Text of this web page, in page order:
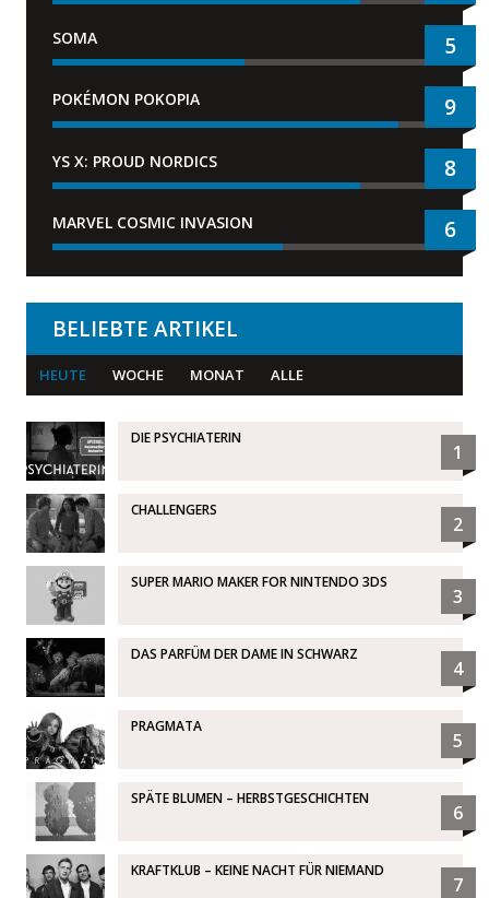
SOMA 5
POKÉMON POKOPIA 9
YS X: PROUD NORDICS 8
MARVEL COSMIC INVASION 6
BELIEBTE ARTIKEL
HEUTE WOCHE MONAT ALLE
DIE PSYCHIATERIN
1
CHALLENGERS
2
SUPER MARIO MAKER FOR NINTENDO 3DS
3
DAS PARFÜM DER DAME IN SCHWARZ
4
PRAGMATA
5
SPÄTE BLUMEN – HERBSTGESCHICHTEN
6
KRAFTKLUB – KEINE NACHT FÜR NIEMAND
7